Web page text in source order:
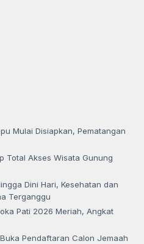
Mulai Disiapkan, Pematangan
Total Akses Wisata Gunung
Dini Hari, Kesehatan dan
Terganggu
Pati 2026 Meriah, Angkat
Pendaftaran Calon Jemaah